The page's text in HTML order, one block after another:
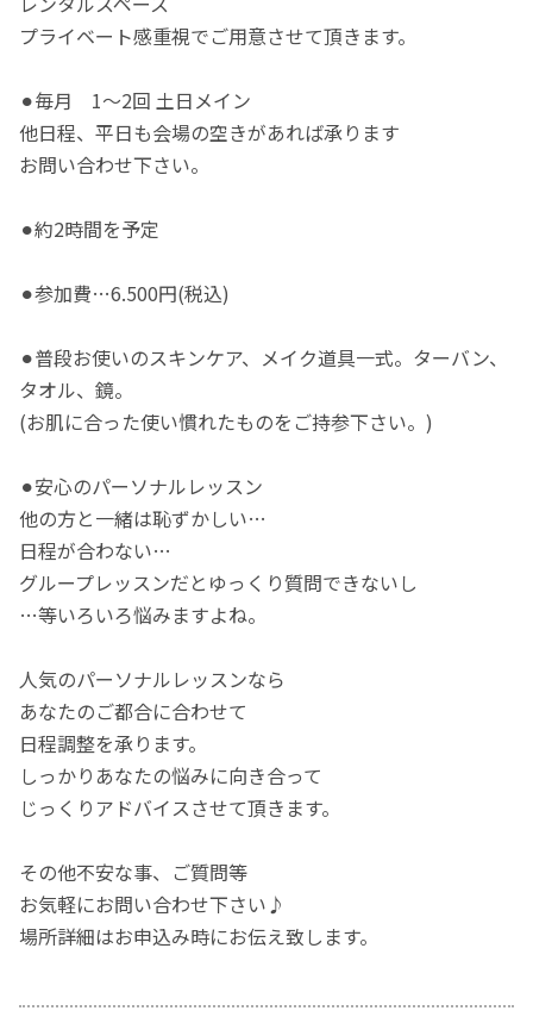
プライベート感重視でご用意させて頂きます。
⚫︎毎月 1〜2回 土日メイン
他日程、平日も会場の空きがあれば承ります
お問い合わせ下さい。
⚫︎約2時間を予定
⚫︎参加費…6.500円(税込)
⚫︎普段お使いのスキンケア、メイク道具一式。ターバン、
タオル、鏡。
(お肌に合った使い慣れたものをご持参下さい。)
⚫︎安心のパーソナルレッスン
他の方と一緒は恥ずかしい…
日程が合わない…
グループレッスンだとゆっくり質問できないし
…等いろいろ悩みますよね。
人気のパーソナルレッスンなら
あなたのご都合に合わせて
日程調整を承ります。
しっかりあなたの悩みに向き合って
じっくりアドバイスさせて頂きます。
その他不安な事、ご質問等
お気軽にお問い合わせ下さい♪
場所詳細はお申込み時にお伝え致します。